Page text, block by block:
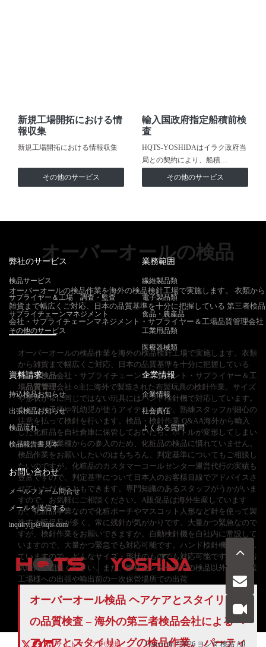
新規工場開拓における情
報収集
新規工場開拓における情報収集
その他のサービス
輸入国政府指定船積前検
査
HQTS-YOSHIDAはイラク政府当
局との契約により、船積…
その他のサービス
オーバーオールの検品
オーバーオールの検品作業を海外の検品検針工場で実施します。 衣類から
雑貨まで幅広くご対応、日本の品質基準を十分に把握している 第三者検品
会社・サプライチェーンマネジメント・サプライヤー＆工場品質管理会社
オーバーオールの検品作業を海外の検品検針工場で実施します。衣類
から雑貨まで幅広くご対応、日本の品質基準を十分に把握している
第三者検品会社・サプライチェーンマネジメント・サプライヤー＆工
場品質管理会社 ○主に海外で製造された布製玩具の検針作業。サイズ
や形状が常に同じではない玩具にはハンド検針機で対応しています。
小さなお子様や乳幼児が使うアイテムなので、熟練スタッフが細心の
注意を払って検針を行います。検品・検針作業 Q&AA海外から輸入
した化粧品を自社倉庫に保管しておいたら、ボトルが変形してしまい
ました。異業種からの参入のため、化粧品の検品に慣れていません。
検品作業をお願いしたいのはもちろん、判定基準についてもご相談し
たいのですが。化粧品のカスタマーコールセンター運営代行の実績も
豊富ですので、判定基準について日本人のお客様目線でアドバイスさ
せていただくこともできます。専門知識のあるスタッフがうかがいま
すので、お気軽にご相談ください。A販促品は海外生産しています
が、化粧品事業なので化粧ポーチやマスコット人形など針を使って製
造する販促品が多く、常に残針が気がかりです。大量かつ緊急なので
すが、検針作業をお願いできますか。自動検針機を自社内に常設して
いますので、大量かつ緊急でも対応可能です。ハンド検針機を完備し
ていますので、どんなサイズ・形状のものでも対応可能です。一度お
気軽にご相談ください。また、弊社センター内での検品以外に、生産
工場様への出張や輸出前の一次保管場所での出荷
オーバーオール検品 ヘアケアとスタイリング
の品質検査 – 海外の第三者検品会社によるヘ
アケアとスタイリングの検品作業。 パーティ
弊社のサービス
検品サービス
サプライヤー＆工場 調査・監査
サプライチェーンマネジメント
その他のサービス
業務範囲
繊維製品類
電子製品類
食品・農産品
工業用品類
医療器械類
資料請求
持込検品お知らせ
出張検品お知らせ
検品流れ
検品報告書見本
企業情報
企業情報
社会責任
よくある質問
お問い合わせ
メールフォーム問合せ
メールを送信する
inquiry.jp@hqts.com
お電話でのお問い合わせ
お問い合わせ
サイトマップ 利用規 Copyright ©2026 ヨシダ 検品All